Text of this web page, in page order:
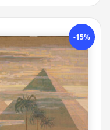
-15%